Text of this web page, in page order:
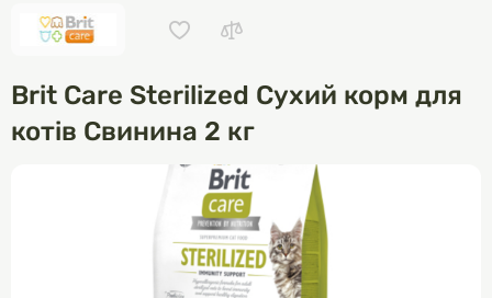
+38 (099) 300 91 91
Відділ підтримки
+38 (068) 479 28
76
Brit Care Sterilized Сухий корм для
котів Свинина 2 кг